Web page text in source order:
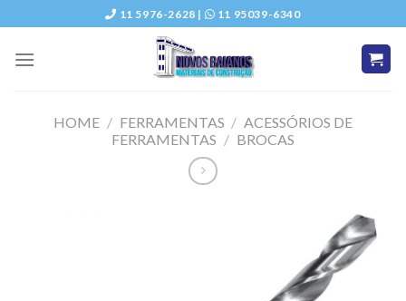
to
content
11 5976-2628 | 11 95039-6340
HOME / FERRAMENTAS / ACESSÓRIOS DE
FERRAMENTAS / BROCAS